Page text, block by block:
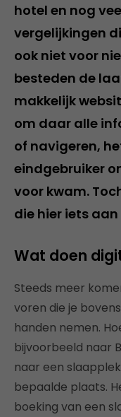
hotel en nog
vergelijkingen
ook niet voor
besteden de
makkelijk
om daar alle
of navigeren,
eindgebruiker
voor kwam.
die hier iets
Wat doen
Steeds meer
voren die je
handen nemen.
bijvoorbeeld naar
naar een
bepaalde plaats.
boeking van een